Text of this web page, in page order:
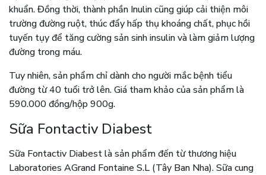
khuẩn. Đồng thời, thành phần Inulin cũng giúp cải thiện môi
trường đường ruột, thúc đẩy hấp thụ khoáng chất, phục hồi
tuyến tụy để tăng cường sản sinh insulin và làm giảm lượng
đường trong máu.
Tuy nhiên, sản phẩm chỉ dành cho người mắc bệnh tiểu
đường từ 40 tuổi trở lên. Giá tham khảo của sản phẩm là
590.000 đồng/hộp 900g.
Sữa Fontactiv Diabest
Sữa Fontactiv Diabest là sản phẩm đến từ thương hiệu
Laboratories AGrand Fontaine S.L (Tây Ban Nha). Sữa cung